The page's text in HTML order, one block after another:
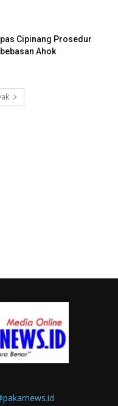
Cipinang Prosedur
Ahok